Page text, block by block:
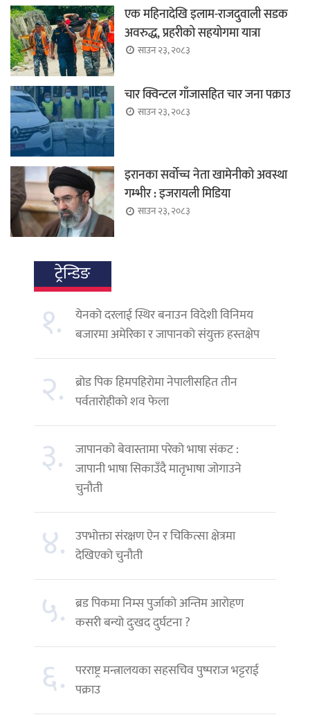
एक महिनादेखि इलाम-राजदुवाली सडक
अवरुद्ध, प्रहरीको सहयोगमा यात्रा
साउन २३, २०८३
चार क्विन्टल गाँजासहित चार जना पक्राउ
साउन २३, २०८३
इरानका सर्वोच्च नेता खामेनीको अवस्था
गम्भीर : इजरायली मिडिया
साउन २३, २०८३
ट्रेन्डिङ
१.
येनको दरलाई स्थिर बनाउन विदेशी विनिमय
बजारमा अमेरिका र जापानको संयुक्त हस्तक्षेप
२. ब्रोड पिक हिमपहिरोमा नेपालीसहित तीन
पर्वतारोहीको शव फेला
३.
जापानको बेवास्तामा परेको भाषा संकट :
जापानी भाषा सिकाउँदै मातृभाषा जोगाउने
चुनौती
४. उपभोक्ता संरक्षण ऐन र चिकित्सा क्षेत्रमा
देखिएको चुनौती
५. ब्रड पिकमा निम्स पुर्जाको अन्तिम आरोहण
कसरी बन्यो दुःखद दुर्घटना ?
६. परराष्ट्र मन्त्रालयका सहसचिव पुष्पराज भट्टराई
पक्राउ